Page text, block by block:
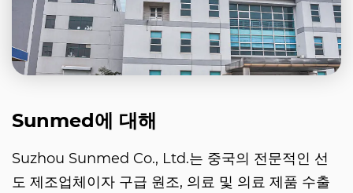
Sunmed에 대해
Suzhou Sunmed Co., Ltd.는 중국의 전문적인 선
도 제조업체이자 구급 원조, 의료 및 의료 제품 수출